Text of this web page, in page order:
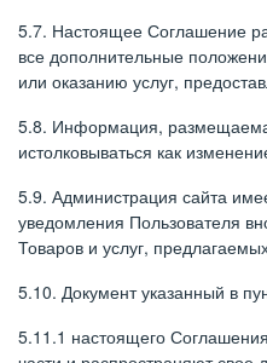
5.7. Настоящее Соглашение
все дополнительные
или оказанию услуг,
5.8. Информация,
истолковываться как
5.9. Администрация сайта
уведомления Пользователя
Товаров и услуг,
5.10. Документ указанный в
5.11.1 настоящего